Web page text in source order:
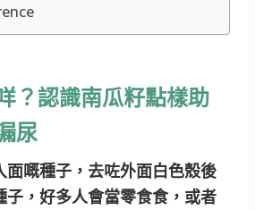
？認識南瓜籽點樣助
尿
面嘅種子，去咗外面白色殼後
子，好多人會當零食食，或者